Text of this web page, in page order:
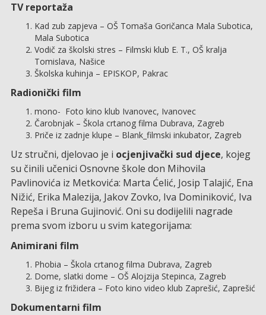
TV reportaža
Kad zub zapjeva – OŠ Tomaša Goričanca Mala Subotica,
Mala Subotica
Vodič za školski stres – Filmski klub E. T., OŠ kralja
Tomislava, Našice
Školska kuhinja – EPISKOP, Pakrac
Radionički film
mono- Foto kino klub Ivanovec, Ivanovec
Čarobnjak – Škola crtanog filma Dubrava, Zagreb
Priče iz zadnje klupe – Blank_filmski inkubator, Zagreb
Uz stručni, djelovao je i ocjenjivački sud djece, kojeg
su činili učenici Osnovne škole don Mihovila
Pavlinovića iz Metkovića: Marta Ćelić, Josip Talajić, Ena
Nižić, Erika Malezija, Jakov Zovko, Iva Dominiković, Iva
Repeša i Bruna Gujinović. Oni su dodijelili nagrade
prema svom izboru u svim kategorijama:
Animirani film
Phobia – Škola crtanog filma Dubrava, Zagreb
Dome, slatki dome – OŠ Alojzija Stepinca, Zagreb
Bijeg iz frižidera – Foto kino video klub Zaprešić, Zaprešić
Dokumentarni film